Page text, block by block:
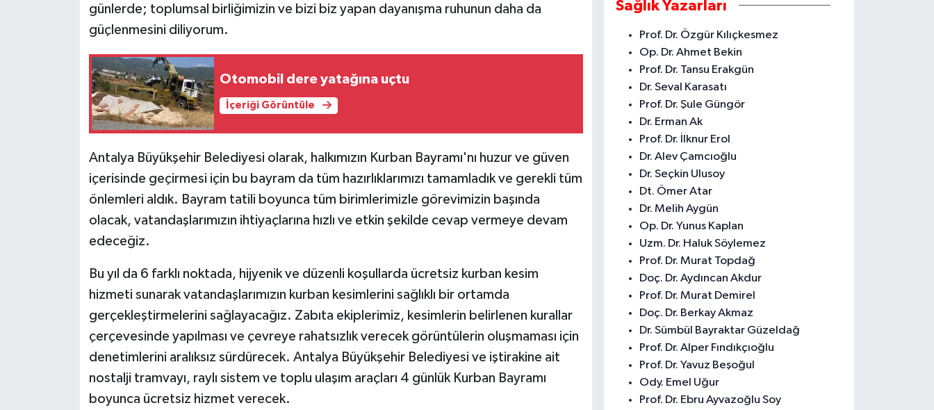
günlerde; toplumsal birliğimizin ve bizi biz yapan dayanışma ruhunun daha da
güçlenmesini diliyorum.
Otomobil dere yatağına uçtu
İçeriği Görüntüle
Antalya Büyükşehir Belediyesi olarak, halkımızın Kurban Bayramı'nı huzur ve güven
içerisinde geçirmesi için bu bayram da tüm hazırlıklarımızı tamamladık ve gerekli tüm
önlemleri aldık. Bayram tatili boyunca tüm birimlerimizle görevimizin başında
olacak, vatandaşlarımızın ihtiyaçlarına hızlı ve etkin şekilde cevap vermeye devam
edeceğiz.
Bu yıl da 6 farklı noktada, hijyenik ve düzenli koşullarda ücretsiz kurban kesim
hizmeti sunarak vatandaşlarımızın kurban kesimlerini sağlıklı bir ortamda
gerçekleştirmelerini sağlayacağız. Zabıta ekiplerimiz, kesimlerin belirlenen kurallar
çerçevesinde yapılması ve çevreye rahatsızlık verecek görüntülerin oluşmaması için
denetimlerini aralıksız sürdürecek. Antalya Büyükşehir Belediyesi ve iştirakine ait
nostalji tramvayı, raylı sistem ve toplu ulaşım araçları 4 günlük Kurban Bayramı
boyunca ücretsiz hizmet verecek.
Sağlık Yazarları
Prof. Dr. Özgür Kılıçkesmez
Op. Dr. Ahmet Bekin
Prof. Dr. Tansu Erakgün
Dr. Seval Karasatı
Prof. Dr. Şule Güngör
Dr. Erman Ak
Prof. Dr. İlknur Erol
Dr. Alev Çamcıoğlu
Dr. Seçkin Ulusoy
Dt. Ömer Atar
Dr. Melih Aygün
Op. Dr. Yunus Kaplan
Uzm. Dr. Haluk Söylemez
Prof. Dr. Murat Topdağ
Doç. Dr. Aydıncan Akdur
Prof. Dr. Murat Demirel
Doç. Dr. Berkay Akmaz
Dr. Sümbül Bayraktar Güzeldağ
Prof. Dr. Alper Fındıkçıoğlu
Prof. Dr. Yavuz Beşoğul
Ody. Emel Uğur
Prof. Dr. Ebru Ayvazoğlu Soy